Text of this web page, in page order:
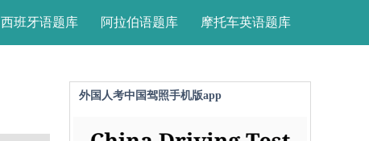
西班牙语题库 阿拉伯语题库 摩托车英语题库
外国人考中国驾照手机版app